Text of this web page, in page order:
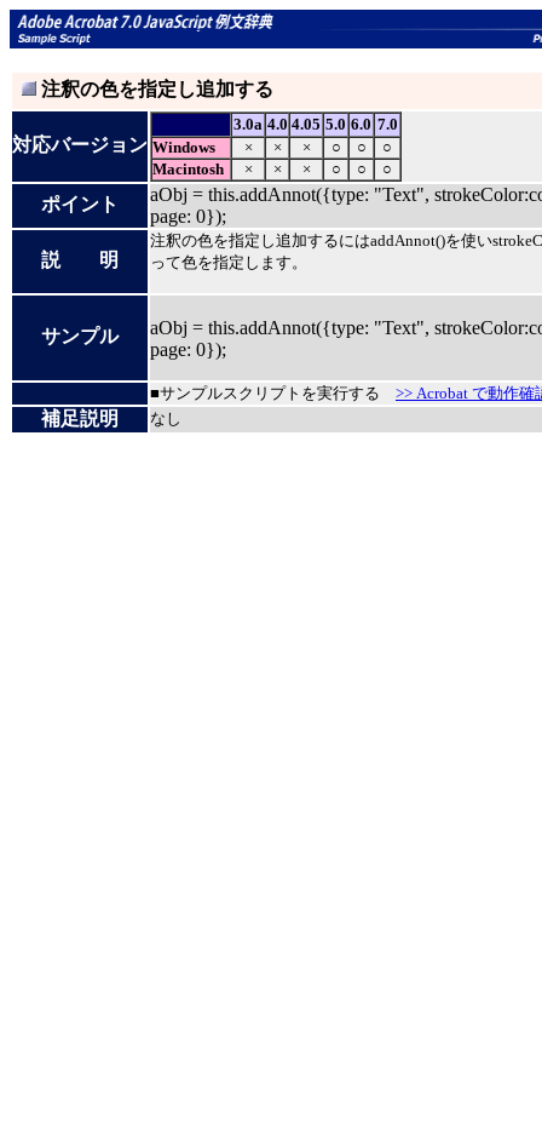
注釈の色を指定し追加する
対応バージョン
3.0a 4.0 4.05 5.0 6.0 7.0
Windows
× × × ○ ○
○
Macintosh
× × × ○ ○ ○
ポイント
aObj = this.addAnnot({type: "Text",
page: 0});
説 明
注釈の色を指定し追加するにはaddAnnot()を使い
って色を指定します。
サンプル
aObj = this.addAnnot({type: "Text",
page: 0});
■サンプルスクリプトを実行する >> Acrobat で動作確
補足説明 なし